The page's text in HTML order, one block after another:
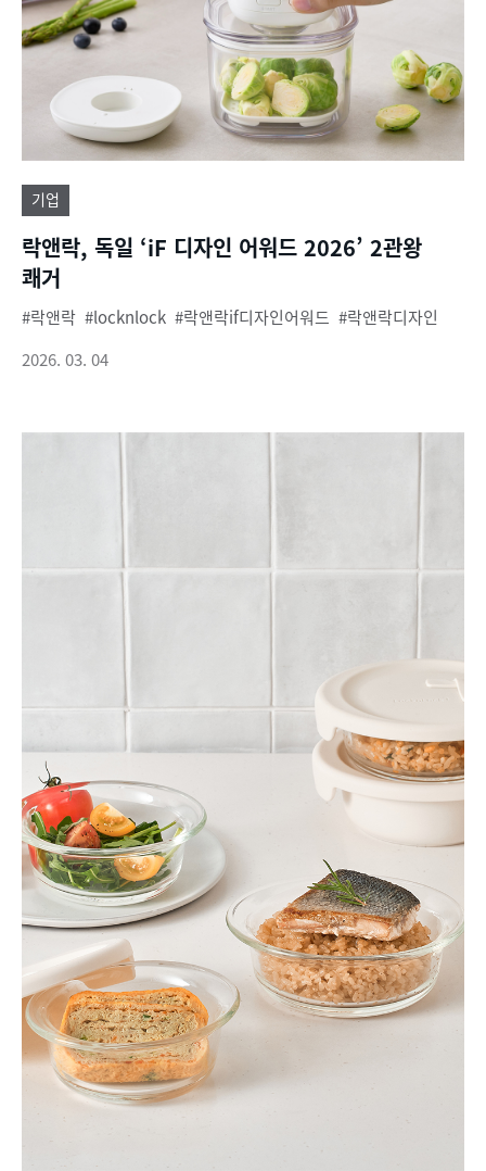
기업
락앤락, 독일 ‘iF 디자인 어워드 2026’ 2관왕
쾌거
락앤락 locknlock 락앤락if디자인어워드
락앤락디자인
2026. 03. 04